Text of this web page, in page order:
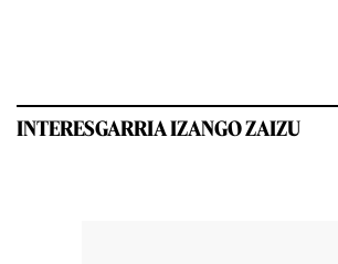
INTERESGARRIA IZANGO ZAIZU